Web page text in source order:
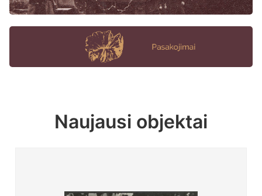
Naujausi objektai